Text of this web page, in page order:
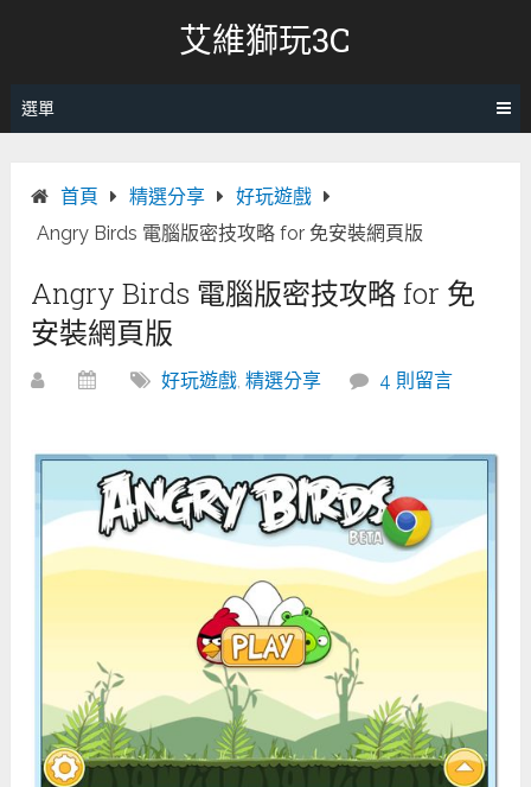
艾維獅玩3C
選單
首頁 精選分享
好玩遊戲
Angry Birds 電腦版密技攻略 for 免安裝網頁版
Angry Birds 電腦版密技攻略 for 免
安裝網頁版
好玩遊戲,精選分享 4 則留言